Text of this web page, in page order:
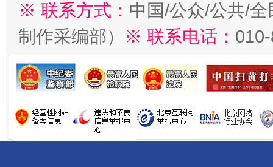
※ 联系方式： 中国/公众/公共/
制作采编部）
※ 联系电话：